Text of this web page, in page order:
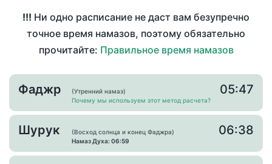
!!! Ни одно расписание не даст вам безупречно
точное время намазов, поэтому обязательно
прочитайте: Правильное время намазов
Фаджр
(Утренний намаз)
Почему мы используем этот метод расчета?
05:47
Шурук
(Восход солнца и конец Фаджра)
Намаз Духа: 06:59
06:38